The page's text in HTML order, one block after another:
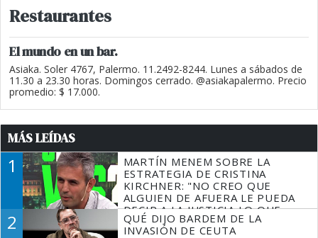
Restaurantes
El mundo en un bar.
Asiaka. Soler 4767, Palermo. 11.2492-8244. Lunes a sábados de
11.30 a 23.30 horas. Domingos cerrado. @asiakapalermo. Precio
promedio: $ 17.000.
MÁS LEÍDAS
1
MARTÍN MENEM SOBRE LA
ESTRATEGIA DE CRISTINA
KIRCHNER: "NO CREO QUE
ALGUIEN DE AFUERA LE PUEDA
DECIR A LA JUSTICIA LO QUE
TIENE QUE HACER"
2
QUÉ DIJO BARDEM DE LA
INVASIÓN DE CEUTA